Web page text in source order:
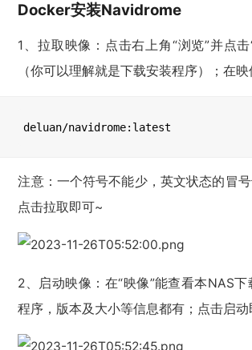
Docker安装Navidrome
1、拉取映像：点击右上角“浏览”并点
（你可以理解就是下载安装程序）；在
deluan/navidrome:latest
注意：一个符号不能少，英文状态的冒
点击拉取即可~
2、启动映像：在“映像”能查看本NAS
程序，版本及大小等信息都有；点击启动